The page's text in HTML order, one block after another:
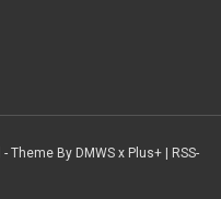
- Theme By DMWS x Plus+ | RSS-